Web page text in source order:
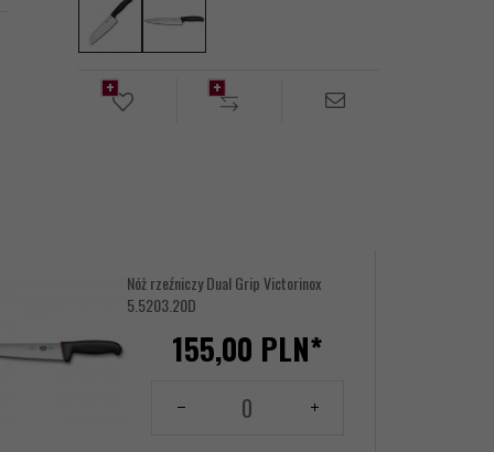
Nóż rzeźniczy Dual Grip Victorinox
5.5203.20D
155,00 PLN*